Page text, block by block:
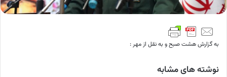
به گزارش هشت صبح و به نقل از مهر :
نوشته های مشابه